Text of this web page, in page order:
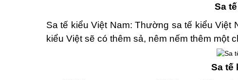
Sa
Sa tế kiểu Việt Nam: Thường sa tế kiểu
kiểu Việt sẽ có thêm sả, nêm nếm thêm một
Sa tế